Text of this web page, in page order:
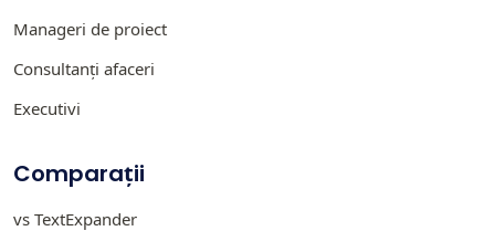
Manageri de proiect
Consultanți afaceri
Executivi
Comparații
vs TextExpander